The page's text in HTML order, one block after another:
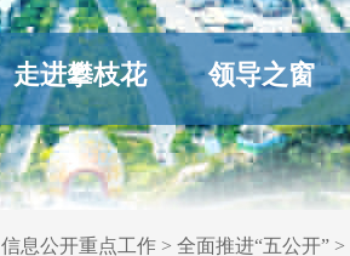
走进攀枝花 领导之窗
信息公开重点工作 > 全面推进“五公开” >